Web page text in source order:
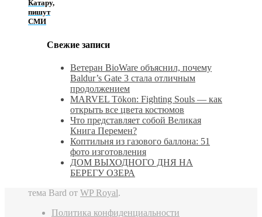
Катару,
пишут
СМИ
Свежие записи
Ветеран BioWare объяснил, почему
Baldur’s Gate 3 стала отличным
продолжением
MARVEL Tōkon: Fighting Souls — как
открыть все цвета костюмов
Что представляет собой Великая
Книга Перемен?
Коптильня из газового баллона: 51
фото изготовления
ДОМ ВЫХОДНОГО ДНЯ НА
БЕРЕГУ ОЗЕРА
тема Bard от WP Royal.
Политика конфиденциальности